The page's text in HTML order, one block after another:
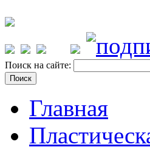
Поиск на сайте:
Главная